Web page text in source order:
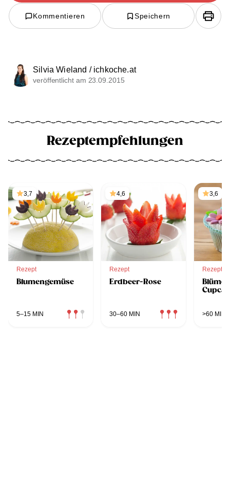
Kommentieren Speichern
Silvia Wieland / ichkoche.at
veröffentlicht am 23.09.2015
Rezeptempfehlungen
3,7
Rezept
Blumengemüse
5–15 MIN
4,6
Rezept
Erdbeer-Rose
30–60 MIN
3,6
Rezept
>60 MIN